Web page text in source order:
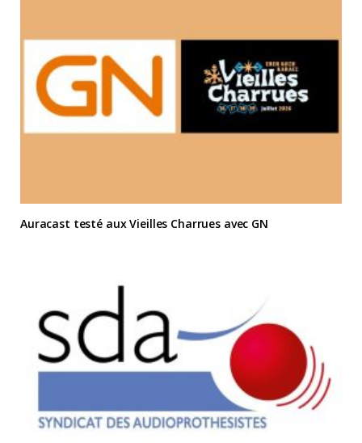
Auracast testé aux Vieilles Charrues avec GN